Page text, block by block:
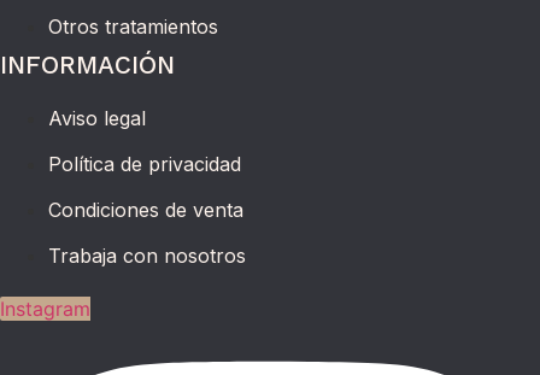
Otros tratamientos
INFORMACIÓN
Aviso legal
Política de privacidad
Condiciones de venta
Trabaja con nosotros
Instagram